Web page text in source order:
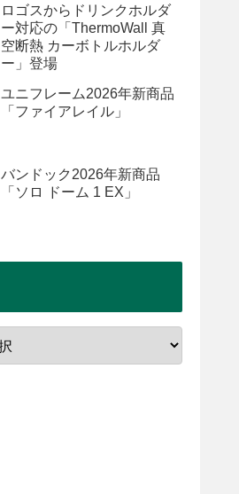
ロゴスからドリンクホルダ
ー対応の「ThermoWall 真
空断熱 カーボトルホルダ
ー」登場
ユニフレーム2026年新商品
「ファイアレイル」
バンドック2026年新商品
「ソロ ドーム 1 EX」